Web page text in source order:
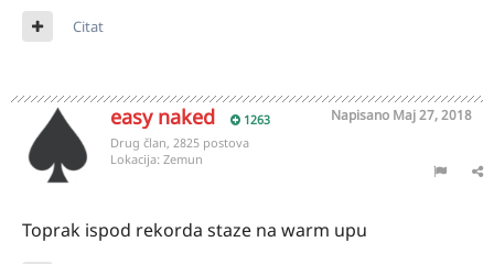
Citat
easy naked 1263 Napisano Maj 27, 2018
Drug član, 2825 postova
Lokacija: Zemun
Toprak ispod rekorda staze na warm upu